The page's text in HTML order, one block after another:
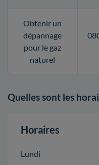
Obtenir un
dépannage
pour le gaz
naturel
Quelles sont les
Horaires
Lundi